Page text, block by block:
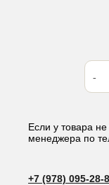
товара
Volvo
Если у товара
менеджера по
+7 (978) 095-28-